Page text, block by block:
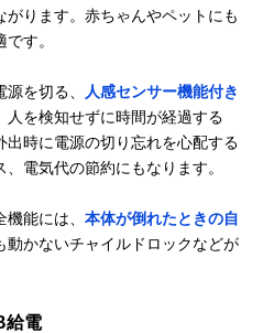
ります。赤ちゃんやペットにも
す。
を切る、
人感センサー機能付き
人を検知せずに時間が経過する
出時に電源の切り忘れを心配する
電気代の節約にもなります。
能には、 本体が倒れたときの自
動かないチャイルドロックなどが
給電